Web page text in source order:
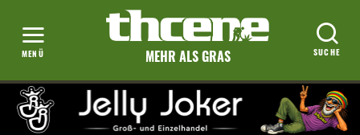
MEHR ALS GRAS